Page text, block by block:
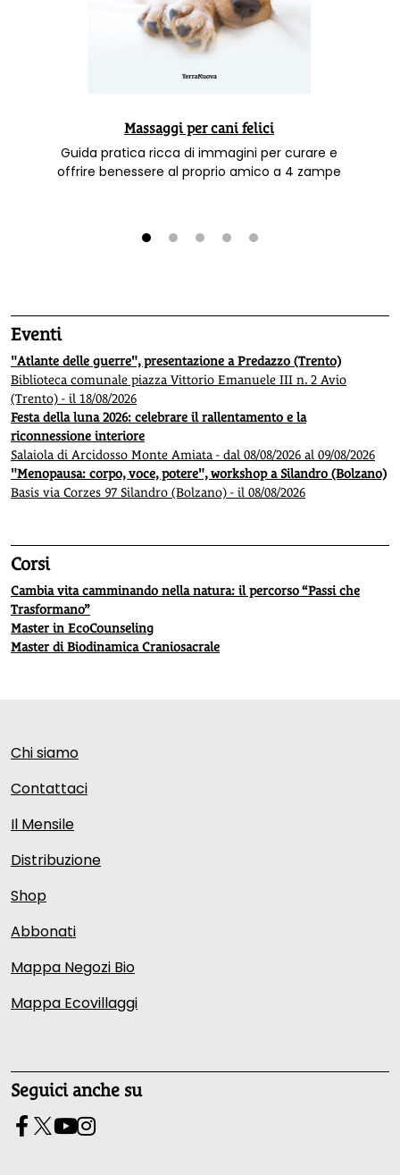
Massaggi per cani felici
Guida pratica ricca di immagini per curare e
offrire benessere al proprio amico a 4 zampe
Eventi
"Atlante delle guerre", presentazione a Predazzo (Trento)
Biblioteca comunale piazza Vittorio Emanuele III n. 2 Avio
(Trento) - il 18/08/2026
Festa della luna 2026: celebrare il rallentamento e la
riconnessione interiore
Salaiola di Arcidosso Monte Amiata - dal 08/08/2026 al 09/08/2026
"Menopausa: corpo, voce, potere", workshop a Silandro (Bolzano)
Basis via Corzes 97 Silandro (Bolzano) - il 08/08/2026
Corsi
Cambia vita camminando nella natura: il percorso “Passi che
Trasformano”
Master in EcoCounseling
Master di Biodinamica Craniosacrale
Chi siamo
Contattaci
Il Mensile
Distribuzione
Shop
Abbonati
Mappa Negozi Bio
Mappa Ecovillaggi
Seguici anche su